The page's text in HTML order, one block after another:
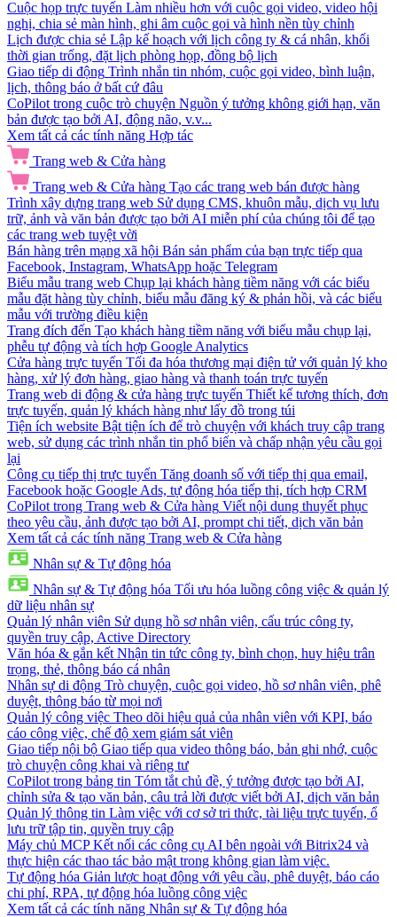
Cuộc họp trực tuyến Làm nhiều hơn với cuộc gọi video, video hội
nghị, chia sẻ màn hình, ghi âm cuộc gọi và hình nền tùy chỉnh
Lịch được chia sẻ Lập kế hoạch với lịch công ty & cá nhân, khối
thời gian trống, đặt lịch phòng họp, đồng bộ lịch
Giao tiếp di động Trình nhắn tin nhóm, cuộc gọi video, bình luận,
lịch, thông báo ở bất cứ đâu
CoPilot trong cuộc trò chuyện Nguồn ý tưởng không giới hạn, văn
bản được tạo bởi AI, động não, v.v...
Xem tất cả các tính năng Hợp tác
Trang web & Cửa hàng
Trang web & Cửa hàng Tạo các trang web bán được hàng
Trình xây dựng trang web Sử dụng CMS, khuôn mẫu, dịch vụ lưu
trữ, ảnh và văn bản được tạo bởi AI miễn phí của chúng tôi để tạo
các trang web tuyệt vời
Bán hàng trên mạng xã hội Bán sản phẩm của bạn trực tiếp qua
Facebook, Instagram, WhatsApp hoặc Telegram
Biểu mẫu trang web Chụp lại khách hàng tiềm năng với các biểu
mẫu đặt hàng tùy chỉnh, biểu mẫu đăng ký & phản hồi, và các biểu
mẫu với trường điều kiện
Trang đích đến Tạo khách hàng tiềm năng với biểu mẫu chụp lại,
phễu tự động và tích hợp Google Analytics
Cửa hàng trực tuyến Tối đa hóa thương mại điện tử với quản lý kho
hàng, xử lý đơn hàng, giao hàng và thanh toán trực tuyến
Trang web di động & cửa hàng trực tuyến Thiết kế tương thích, đơn
trực tuyến, quản lý khách hàng như lấy đồ trong túi
Tiện ích website Bật tiện ích để trò chuyện với khách truy cập trang
web, sử dụng các trình nhắn tin phổ biến và chấp nhận yêu cầu gọi
lại
Công cụ tiếp thị trực tuyến Tăng doanh số với tiếp thị qua email,
Facebook hoặc Google Ads, tự động hóa tiếp thị, tích hợp CRM
CoPilot trong Trang web & Cửa hàng Viết nội dung thuyết phục
theo yêu cầu, ảnh được tạo bởi AI, prompt chi tiết, dịch văn bản
Xem tất cả các tính năng Trang web & Cửa hàng
Nhân sự & Tự động hóa
Nhân sự & Tự động hóa Tối ưu hóa luồng công việc & quản lý
dữ liệu nhân sự
Quản lý nhân viên Sử dụng hồ sơ nhân viên, cấu trúc công ty,
quyền truy cập, Active Directory
Văn hóa & gắn kết Nhận tin tức công ty, bình chọn, huy hiệu trân
trọng, thẻ, thông báo cá nhân
Nhân sự di động Trò chuyện, cuộc gọi video, hồ sơ nhân viên, phê
duyệt, thông báo từ mọi nơi
Quản lý công việc Theo dõi hiệu quả của nhân viên với KPI, báo
cáo công việc, chế độ xem giám sát viên
Giao tiếp nội bộ Giao tiếp qua video thông báo, bản ghi nhớ, cuộc
trò chuyện công khai và riêng tư
CoPilot trong bảng tin Tóm tắt chủ đề, ý tưởng được tạo bởi AI,
chỉnh sửa & tạo văn bản, câu trả lời được viết bởi AI, dịch văn bản
Quản lý thông tin Làm việc với cơ sở tri thức, tài liệu trực tuyến, ổ
lưu trữ tập tin, quyền truy cập
Máy chủ MCP Kết nối các công cụ AI bên ngoài với Bitrix24 và
thực hiện các thao tác bảo mật trong không gian làm việc.
Tự động hóa Giản lược hoạt động với yêu cầu, phê duyệt, báo cáo
chi phí, RPA, tự động hóa luồng công việc
Xem tất cả các tính năng Nhân sự & Tự động hóa